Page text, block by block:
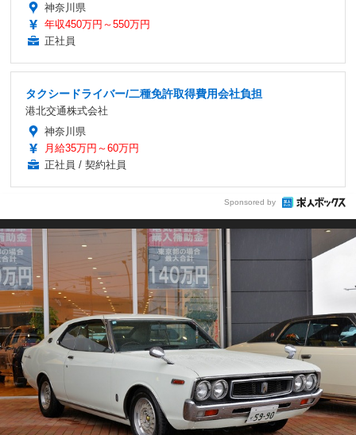
神奈川県
年収450万円～550万円
正社員
タクシードライバー/二種免許取得費用会社負担
港北交通株式会社
神奈川県
月給35万円～60万円
正社員 / 契約社員
Sponsored by